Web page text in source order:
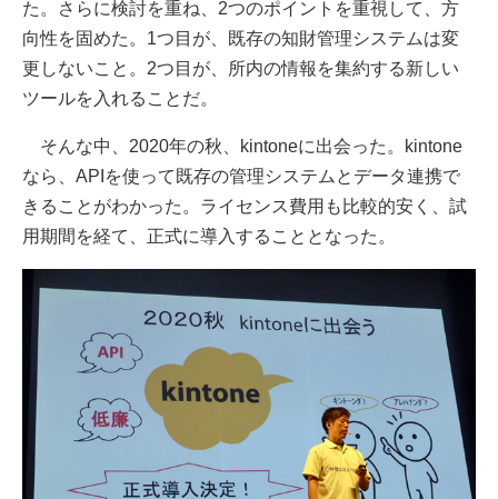
た。さらに検討を重ね、2つのポイントを重視して、方
向性を固めた。1つ目が、既存の知財管理システムは変
更しないこと。2つ目が、所内の情報を集約する新しい
ツールを入れることだ。
そんな中、2020年の秋、kintoneに出会った。kintone
なら、APIを使って既存の管理システムとデータ連携で
きることがわかった。ライセンス費用も比較的安く、試
用期間を経て、正式に導入することとなった。